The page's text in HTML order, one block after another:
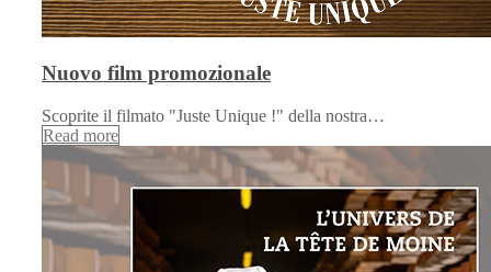
Nuovo film promozionale
Scoprite il filmato "Juste Unique !" della nostra…
Read more